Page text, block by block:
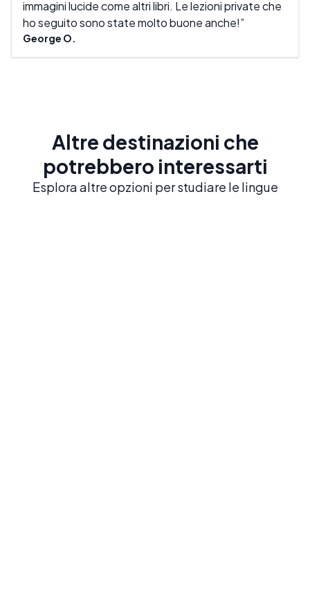
immagini lucide come altri libri. Le lezioni private che
ho seguito sono state molto buone anche!
George O.
Altre destinazioni che
potrebbero interessarti
Esplora altre opzioni per studiare le lingue